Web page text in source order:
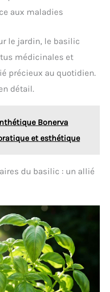
aux maladies
le jardin, le basilic
médicinales et
précieux au quotidien.
détail.
Bonerva
et esthétique
du basilic : un allié